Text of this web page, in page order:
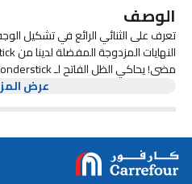
الوصف
تعرف على الثنائي الرائع في تشكيل
الظل الداكن بنية وجهك وينحتها.
اللمعان والإضاءة على الفور. امزجي
هذه التركيبة النباتية الخالية من
مما يسمح بمزج جميل. قم بتخصيص
عرض